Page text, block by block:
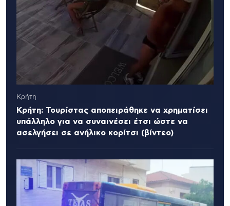
Κρήτη
Κρήτη: Τουρίστας αποπειράθηκε να χρηματίσει
υπάλληλο για να συναινέσει έτσι ώστε να
ασελγήσει σε ανήλικο κορίτσι (βίντεο)